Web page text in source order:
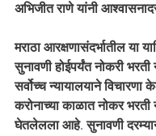
अभिजीत राणे यांनी
मराठा आरक्षणासंदर्भातील या
सुनावणी होईपर्यंत नोकरी
सर्वोच्च न्यायालयाने विचारणा
करोनाच्या काळात नोकर भरती
घेतलेलला आहे. सुनावणी